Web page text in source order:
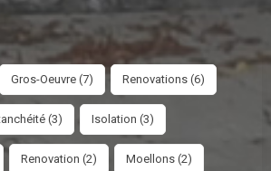
Gros-Oeuvre (7) Renovations (6)
(3) Isolation (3)
Renovation (2) Moellons (2)